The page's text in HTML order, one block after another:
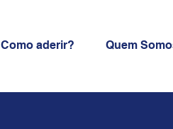
Como aderir? Quem